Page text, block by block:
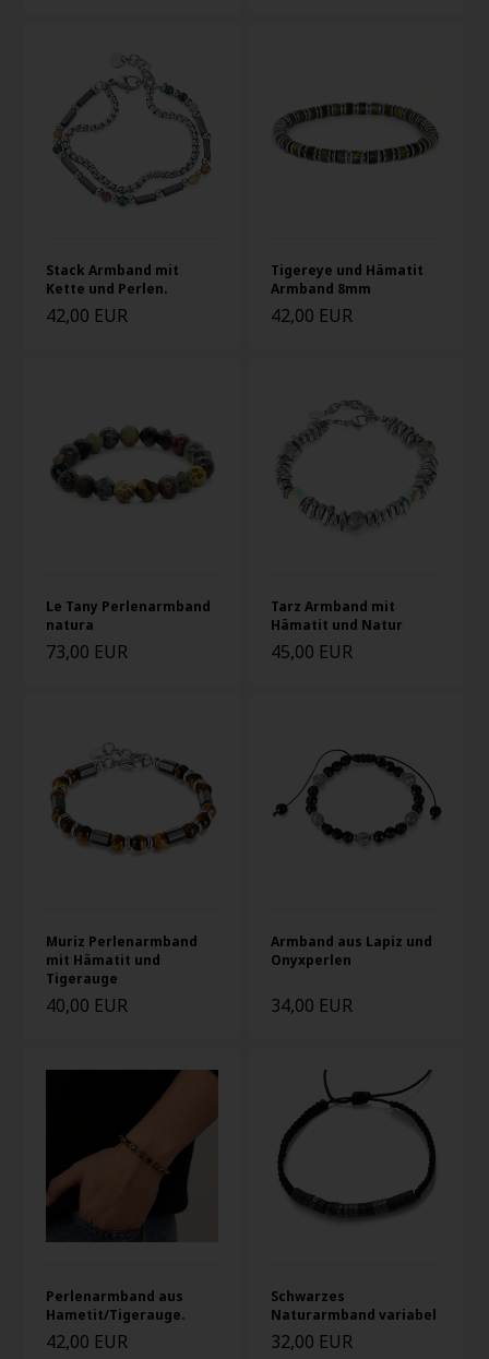
Stack Armband mit
Kette und Perlen.
42,00 EUR
Tigereye und Hämatit
Armband 8mm
42,00 EUR
Le Tany Perlenarmband
natura
73,00 EUR
Tarz Armband mit
Hämatit und Natur
45,00 EUR
Muriz Perlenarmband
mit Hämatit und
Tigerauge
40,00 EUR
Armband aus Lapiz und
Onyxperlen
34,00 EUR
Perlenarmband aus
Hametit/Tigerauge.
42,00 EUR
Schwarzes
Naturarmband variabel
32,00 EUR